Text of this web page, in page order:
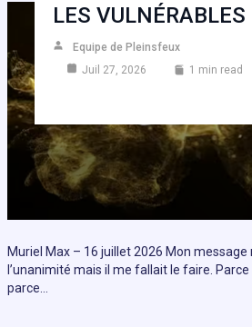
LES VULNÉRABLES
Equipe de Pleinsfeux
Juil 27, 2026
1 min read
Muriel Max – 16 juillet 2026 Mon message
l’unanimité mais il me fallait le faire. Parce
parce…